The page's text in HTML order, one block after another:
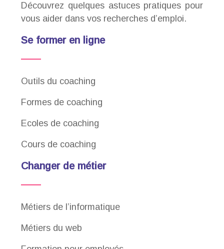
Découvrez quelques astuces pratiques pour
vous aider dans vos recherches d’emploi.
Se former en ligne
Outils du coaching
Formes de coaching
Ecoles de coaching
Cours de coaching
Changer de métier
Métiers de l’informatique
Métiers du web